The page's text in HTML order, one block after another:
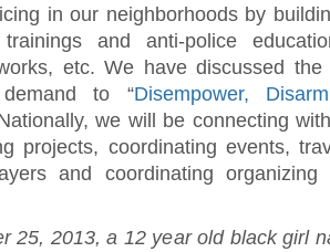
in our neighborhoods by
and anti-police
etc. We have discussed
to “Disempower,
we will be connecting
projects, coordinating events,
and coordinating
25, 2013, a 12 year old black girl